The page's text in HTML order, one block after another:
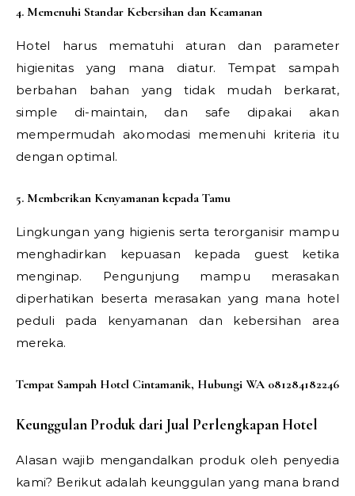
4. Memenuhi Standar Kebersihan dan Keamanan
Hotel harus mematuhi aturan dan parameter
higienitas yang mana diatur. Tempat sampah
berbahan bahan yang tidak mudah berkarat,
simple di-maintain, dan safe dipakai akan
mempermudah akomodasi memenuhi kriteria itu
dengan optimal.
5. Memberikan Kenyamanan kepada Tamu
Lingkungan yang higienis serta terorganisir mampu
menghadirkan kepuasan kepada guest ketika
menginap. Pengunjung mampu merasakan
diperhatikan beserta merasakan yang mana hotel
peduli pada kenyamanan dan kebersihan area
mereka.
Tempat Sampah Hotel Cintamanik, Hubungi WA 081284182246
Keunggulan Produk dari Jual Perlengkapan Hotel
Alasan wajib mengandalkan produk oleh penyedia
kami? Berikut adalah keunggulan yang mana brand